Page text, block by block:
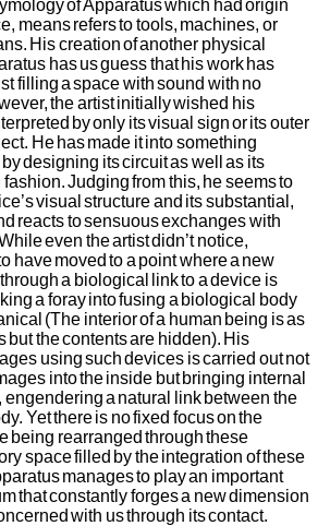
of Apparatus which had origin
means refers to tools, machines, or
His creation of another physical
has us guess that his work has
filling a space with sound with no
the artist initially wished his
by only its visual sign or its outer
He has made it into something
designing its circuit as well as its
Judging from this, he seems to
visual structure and its substantial,
reacts to sensuous exchanges with
even the artist didn’t notice,
have moved to a point where a new
a biological link to a device is
a foray into fusing a biological body
(The interior of a human being is as
but the contents are hidden). His
using such devices is carried out not
into the inside but bringing internal
engendering a natural link between the
Yet there is no fixed focus on the
being rearranged through these
space filled by the integration of these
manages to play an important
that constantly forges a new dimension
with us through its contact.